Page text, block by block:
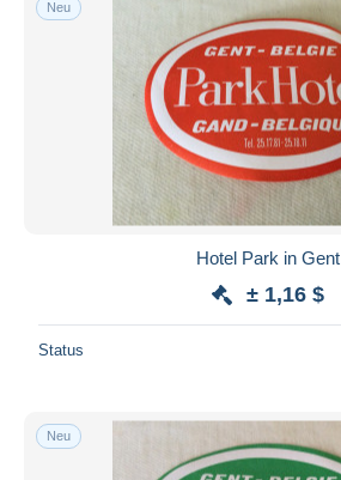
Kostenloser Versand
Zahlungsmethoden
PayPal
Banküberweisung
Mastercard
Bancontact
Weltweit
Neu
Hotel Park in Gent
± 1,16 $
Status
Neu